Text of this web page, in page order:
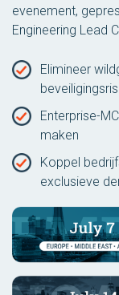
evenement,
Engineering Lead
Elimineer
Enterprise-
maken
Koppel
exclusieve